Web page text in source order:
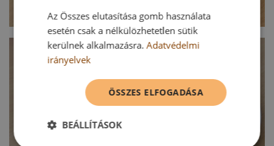
Az Összes elutasítása gomb használata
esetén csak a nélkülözhetetlen sütik
kerülnek alkalmazásra.Adatvédelmi
irányelvek
ÖSSZES ELFOGADÁSA
BEÁLLÍTÁSOK